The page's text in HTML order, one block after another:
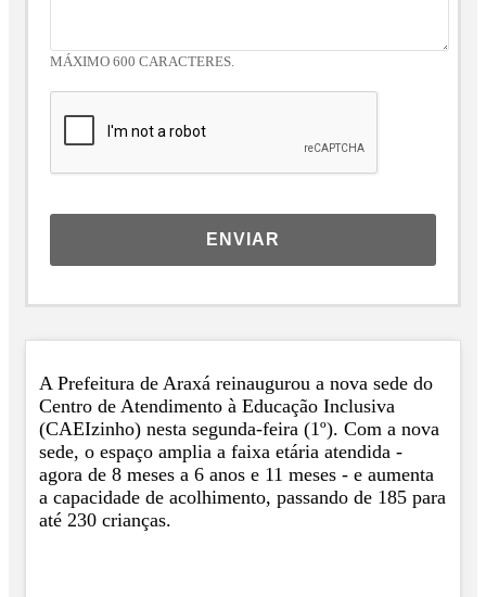
MÁXIMO 600 CARACTERES.
ENVIAR
A Prefeitura de Araxá reinaugurou a nova sede do
Centro de Atendimento à Educação Inclusiva
(CAEIzinho) nesta segunda-feira (1º). Com a nova
sede, o espaço amplia a faixa etária atendida -
agora de 8 meses a 6 anos e 11 meses - e aumenta
a capacidade de acolhimento, passando de 185 para
até 230 crianças.